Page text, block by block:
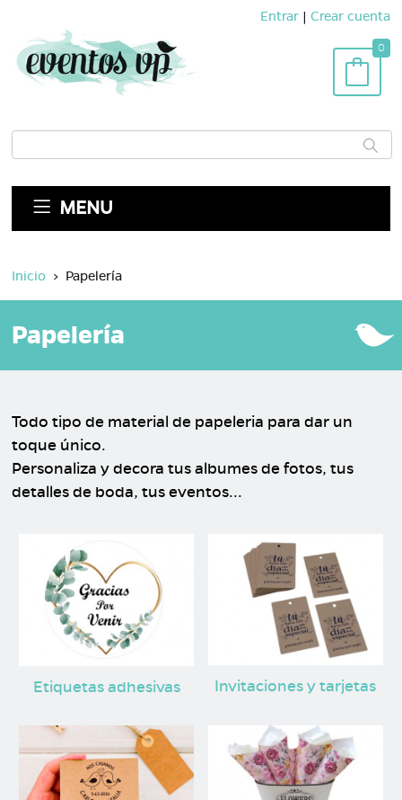
Entrar| Crear cuenta
0
MENU
Inicio > Papelería
Papelería
Todo tipo de material de papeleria para dar un
toque único.
Personaliza y decora tus albumes de fotos, tus
detalles de boda, tus eventos...
Etiquetas adhesivas Invitaciones y tarjetas